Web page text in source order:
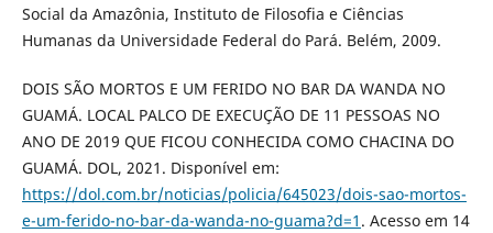
Social da Amazônia, Instituto de Filosofia e Ciências
Humanas da Universidade Federal do Pará. Belém, 2009.
DOIS SÃO MORTOS E UM FERIDO NO BAR DA WANDA NO
GUAMÁ. LOCAL PALCO DE EXECUÇÃO DE 11 PESSOAS NO
ANO DE 2019 QUE FICOU CONHECIDA COMO CHACINA DO
GUAMÁ. DOL, 2021. Disponível em:
https://dol.com.br/noticias/policia/645023/dois-sao-mortos-
e-um-ferido-no-bar-da-wanda-no-guama?d=1 . Acesso em 14